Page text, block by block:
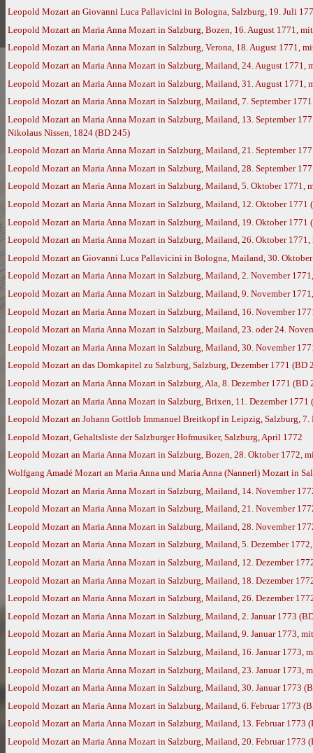
Leopold Mozart an Giovanni Luca Pallavicini in Bologna, Salzburg, 19. Juli
Leopold Mozart an Maria Anna Mozart in Salzburg, Bozen, 16. August 1771,
Leopold Mozart an Maria Anna Mozart in Salzburg, Verona, 18. August 1771,
Leopold Mozart an Maria Anna Mozart in Salzburg, Mailand, 24. August
Leopold Mozart an Maria Anna Mozart in Salzburg, Mailand, 31. August
Leopold Mozart an Maria Anna Mozart in Salzburg, Mailand, 7. September
Leopold Mozart an Maria Anna Mozart in Salzburg, Mailand, 13. September
Nikolaus Nissen, 1824 (BD 245)
Leopold Mozart an Maria Anna Mozart in Salzburg, Mailand, 21. September
Leopold Mozart an Maria Anna Mozart in Salzburg, Mailand, 28. September
Leopold Mozart an Maria Anna Mozart in Salzburg, Mailand, 5. Oktober 1771,
Leopold Mozart an Maria Anna Mozart in Salzburg, Mailand, 12. Oktober 1771
Leopold Mozart an Maria Anna Mozart in Salzburg, Mailand, 19. Oktober 1771
Leopold Mozart an Maria Anna Mozart in Salzburg, Mailand, 26. Oktober
Leopold Mozart an Giovanni Luca Pallavicini in Bologna, Mailand, 30.
Leopold Mozart an Maria Anna Mozart in Salzburg, Mailand, 2. November
Leopold Mozart an Maria Anna Mozart in Salzburg, Mailand, 9. November
Leopold Mozart an Maria Anna Mozart in Salzburg, Mailand, 16. November
Leopold Mozart an Maria Anna Mozart in Salzburg, Mailand, 23. oder 24.
Leopold Mozart an Maria Anna Mozart in Salzburg, Mailand, 30. November
Leopold Mozart an das Domkapitel zu Salzburg, Salzburg, Dezember 1771 (BD
Leopold Mozart an Maria Anna Mozart in Salzburg, Ala, 8. Dezember 1771 (BD
Leopold Mozart an Maria Anna Mozart in Salzburg, Brixen, 11. Dezember 1771
Leopold Mozart an Johann Gottlob Immanuel Breitkopf in Leipzig, Salzburg, 7.
Leopold Mozart, Gehaltsliste der Salzburger Hofmusiker, Salzburg, April 1772
Leopold Mozart an Maria Anna Mozart in Salzburg, Bozen, 28. Oktober 1772,
Wolfgang Amadé Mozart an Maria Anna und Maria Anna (Nannerl) Mozart in
Leopold Mozart an Maria Anna Mozart in Salzburg, Mailand, 14. November
Leopold Mozart an Maria Anna Mozart in Salzburg, Mailand, 21. November
Leopold Mozart an Maria Anna Mozart in Salzburg, Mailand, 28. November
Leopold Mozart an Maria Anna Mozart in Salzburg, Mailand, 5. Dezember
Leopold Mozart an Maria Anna Mozart in Salzburg, Mailand, 12. Dezember
Leopold Mozart an Maria Anna Mozart in Salzburg, Mailand, 18. Dezember
Leopold Mozart an Maria Anna Mozart in Salzburg, Mailand, 26. Dezember
Leopold Mozart an Maria Anna Mozart in Salzburg, Mailand, 2. Januar 1773
Leopold Mozart an Maria Anna Mozart in Salzburg, Mailand, 9. Januar 1773,
Leopold Mozart an Maria Anna Mozart in Salzburg, Mailand, 16. Januar 1773,
Leopold Mozart an Maria Anna Mozart in Salzburg, Mailand, 23. Januar 1773,
Leopold Mozart an Maria Anna Mozart in Salzburg, Mailand, 30. Januar 1773
Leopold Mozart an Maria Anna Mozart in Salzburg, Mailand, 6. Februar 1773
Leopold Mozart an Maria Anna Mozart in Salzburg, Mailand, 13. Februar 1773
Leopold Mozart an Maria Anna Mozart in Salzburg, Mailand, 20. Februar 1773